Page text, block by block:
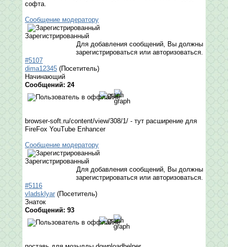
софта.
Сообщение модератору
Зарегистрированный
Для добавления сообщений, Вы должны
зарегистрироваться или авторизоваться.
#5107
dima12345 (Посетитель)
Начинающий
Сообщений: 24
browser-soft.ru/content/view/308/1/ - тут расширение для
FireFox YouTube Enhancer
Сообщение модератору
Зарегистрированный
Для добавления сообщений, Вы должны
зарегистрироваться или авторизоваться.
#5116
vladsklyar (Посетитель)
Знаток
Сообщений: 93